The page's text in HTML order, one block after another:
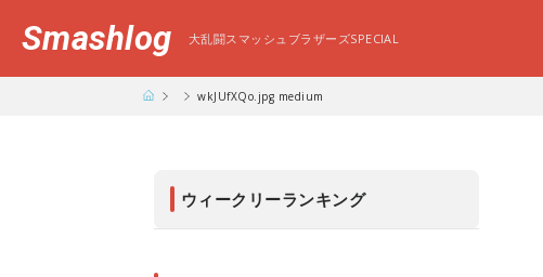
Smashlog 大乱闘スマッシュブラザーズSPECIAL
wkJUfXQo.jpg medium
ウィークリーランキング